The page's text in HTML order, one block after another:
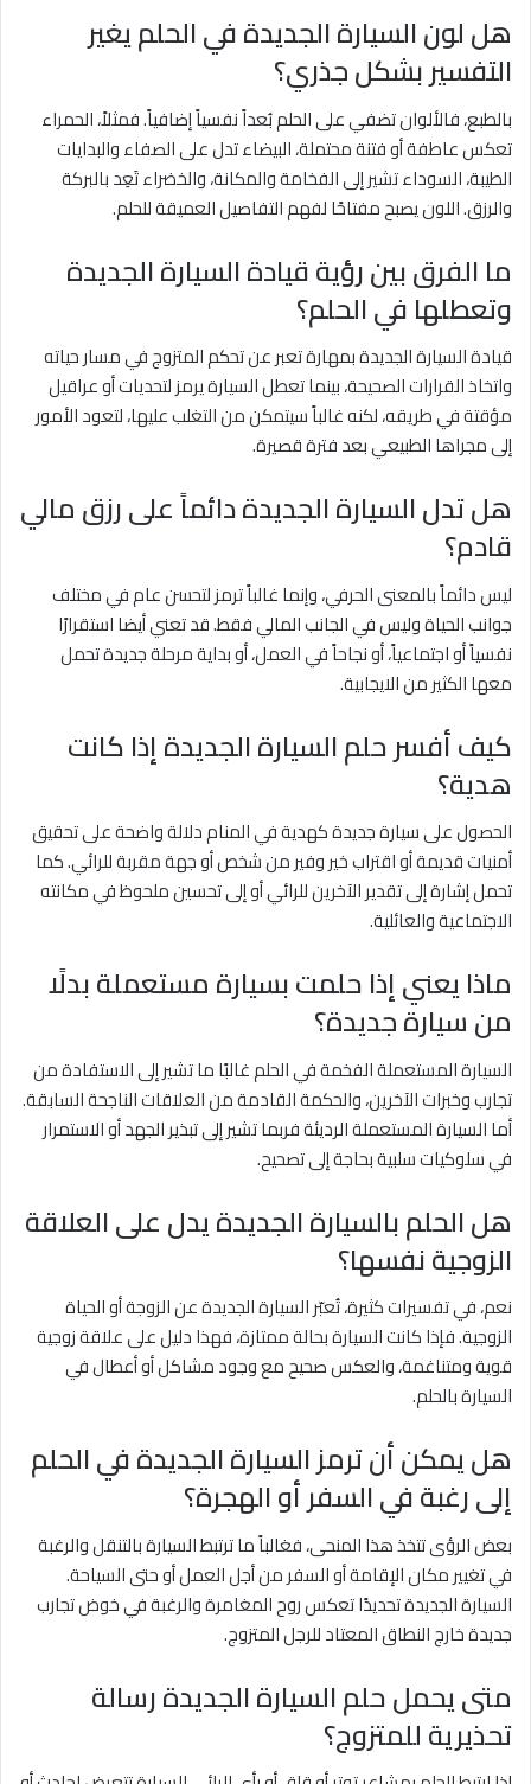
هل لون السيارة الجديدة في الحلم يغير
التفسير بشكل جذري؟
بالطبع، فالألوان تضفي على الحلم بُعداً نفسياً إضافياً. فمثلاً، الحمراء
تعكس عاطفة أو فتنة محتملة، البيضاء تدل على الصفاء والبدايات
الطيبة، السوداء تشير إلى الفخامة والمكانة، والخضراء تَعِد بالبركة
والرزق. اللون يصبح مفتاحًا لفهم التفاصيل العميقة للحلم.
ما الفرق بين رؤية قيادة السيارة الجديدة
وتعطلها في الحلم؟
قيادة السيارة الجديدة بمهارة تعبر عن تحكم المتزوج في مسار حياته
واتخاذ القرارات الصحيحة، بينما تعطل السيارة يرمز لتحديات أو عراقيل
مؤقتة في طريقه، لكنه غالباً سيتمكن من التغلب عليها، لتعود الأمور
إلى مجراها الطبيعي بعد فترة قصيرة.
هل تدل السيارة الجديدة دائماً على رزق مالي
قادم؟
ليس دائماً بالمعنى الحرفي، وإنما غالباً ترمز لتحسن عام في مختلف
جوانب الحياة وليس في الجانب المالي فقط. قد تعني أيضا استقرارًا
نفسياً أو اجتماعياً، أو نجاحاً في العمل، أو بداية مرحلة جديدة تحمل
معها الكثير من الايجابية.
كيف أفسر حلم السيارة الجديدة إذا كانت
هدية؟
الحصول على سيارة جديدة كهدية في المنام دلالة واضحة على تحقيق
أمنيات قديمة أو اقتراب خير وفير من شخص أو جهة مقربة للرائي. كما
تحمل إشارة إلى تقدير الآخرين للرائي أو إلى تحسين ملحوظ في مكانته
الاجتماعية والعائلية.
ماذا يعني إذا حلمت بسيارة مستعملة بدلًا
من سيارة جديدة؟
السيارة المستعملة الفخمة في الحلم غالبًا ما تشير إلى الاستفادة من
تجارب وخبرات الآخرين، والحكمة القادمة من العلاقات الناجحة السابقة.
أما السيارة المستعملة الرديئة فربما تشير إلى تبذير الجهد أو الاستمرار
في سلوكيات سلبية بحاجة إلى تصحيح.
هل الحلم بالسيارة الجديدة يدل على العلاقة
الزوجية نفسها؟
نعم، في تفسيرات كثيرة، تُعبّر السيارة الجديدة عن الزوجة أو الحياة
الزوجية. فإذا كانت السيارة بحالة ممتازة، فهذا دليل على علاقة زوجية
قوية ومتناغمة، والعكس صحيح مع وجود مشاكل أو أعطال في
السيارة بالحلم.
هل يمكن أن ترمز السيارة الجديدة في الحلم
إلى رغبة في السفر أو الهجرة؟
بعض الرؤى تتخذ هذا المنحى، فغالباً ما ترتبط السيارة بالتنقل والرغبة
في تغيير مكان الإقامة أو السفر من أجل العمل أو حتى السياحة.
السيارة الجديدة تحديدًا تعكس روح المغامرة والرغبة في خوض تجارب
جديدة خارج النطاق المعتاد للرجل المتزوج.
متى يحمل حلم السيارة الجديدة رسالة
تحذيرية للمتزوج؟